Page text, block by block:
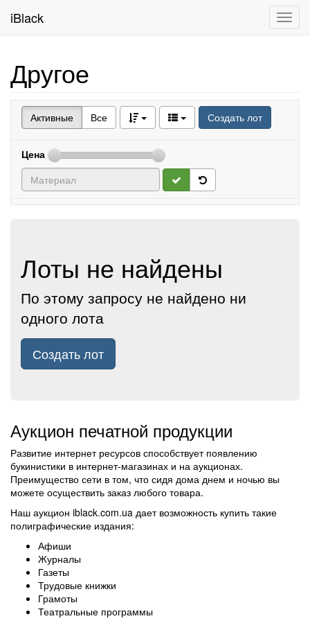
iBlack
Другое
Активные Все Создать лот
Цена
Лоты не найдены
По этому запросу не найдено ни
одного лота
Создать лот
Аукцион печатной продукции
Развитие интернет ресурсов способствует появлению
букинистики в интернет-магазинах и на аукционах.
Преимущество сети в том, что сидя дома днем и ночью вы
можете осуществить заказ любого товара.
Наш аукцион iblack.com.ua дает возможность купить такие
полиграфические издания:
Афиши
Журналы
Газеты
Трудовые книжки
Грамоты
Театральные программы